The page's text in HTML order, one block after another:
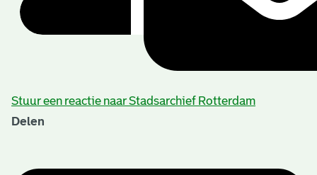
Stuur een reactie naar Stadsarchief Rotterdam
Delen